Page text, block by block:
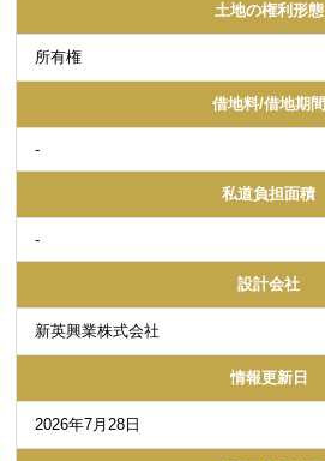
土地の権利形態
所有権
借地料/借地期間
-
私道負担面積
-
設計会社
新英興業株式会社
情報更新日
2026年7月28日